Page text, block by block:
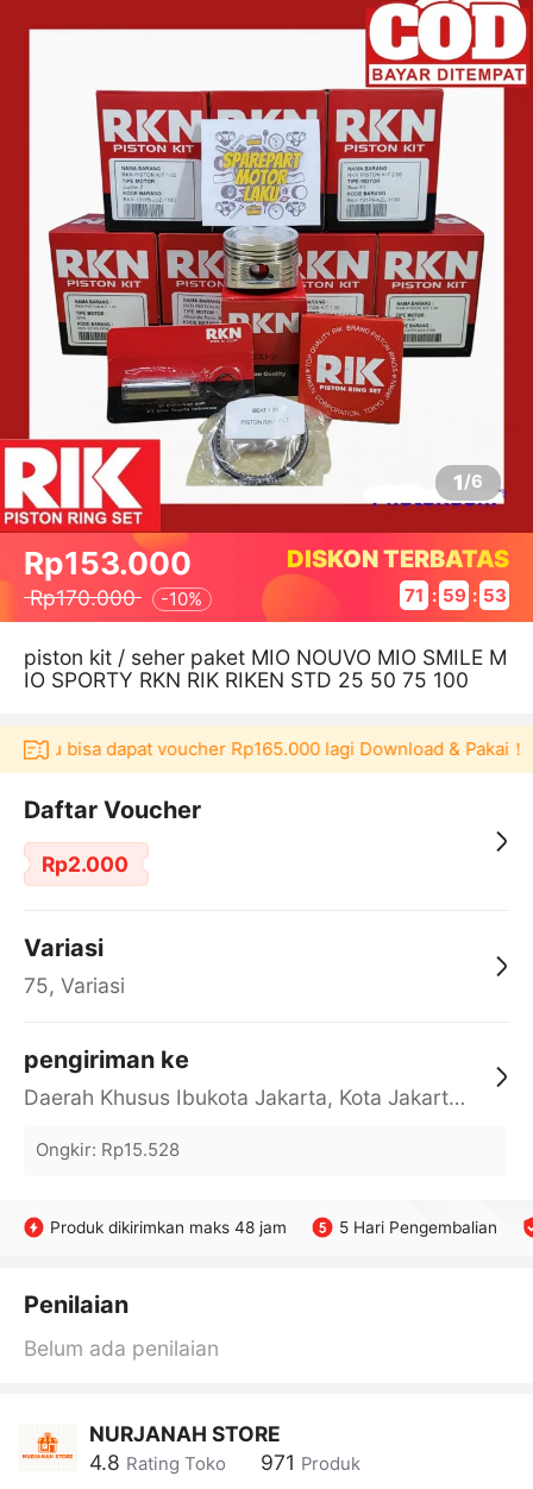
1/6
Rp153.000
Rp170.000 -10%
DISKON TERBATAS
71 : 59 : 53
piston kit / seher paket MIO NOUVO MIO SMILE M
IO SPORTY RKN RIK RIKEN STD 25 50 75 100
bisa dapat voucher Rp165.000 lagi Download & Pakai！
Daftar Voucher
Rp2.000
Variasi
75, Variasi
pengiriman ke
Daerah Khusus Ibukota Jakarta, Kota Jakarta Barat, Cengkareng, yy
Ongkir: Rp15.528
Produk dikirimkan maks 48 jam 5 Hari Pengembalian
Penilaian
Belum ada penilaian
NURJANAH STORE
4.8 Rating Toko 971 Produk